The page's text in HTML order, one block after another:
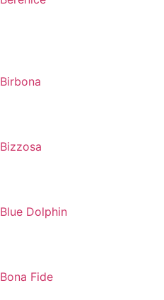
Birbona
Bizzosa
Blue Dolphin
Bona Fide